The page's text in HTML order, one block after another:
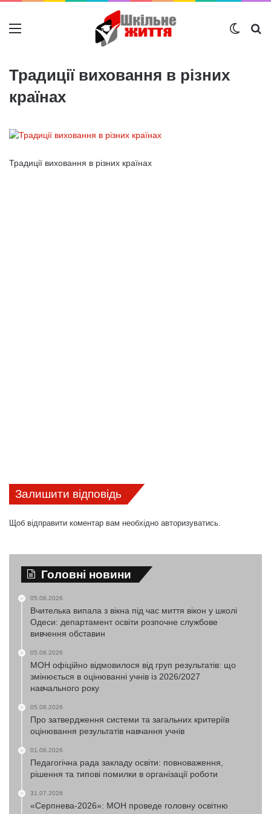
Меню
Традиції виховання в різних
країнах
Традиції виховання в різних країнах
Залишити відповідь
Щоб відправити коментар вам необхідно авторизуватись.
Головні новини
05.08.2026
Вчителька випала з вікна під час миття вікон у школі
Одеси: департамент освіти розпочне службове
вивчення обставин
05.08.2026
МОН офіційно відмовилося від груп результатів: що
змінюється в оцінюванні учнів із 2026/2027
навчального року
05.08.2026
Про затвердження системи та загальних критеріїв
оцінювання результатів навчання учнів
01.08.2026
Педагогічна рада закладу освіти: повноваження,
рішення та типові помилки в організації роботи
31.07.2026
«Серпнева-2026»: МОН проведе головну освітню